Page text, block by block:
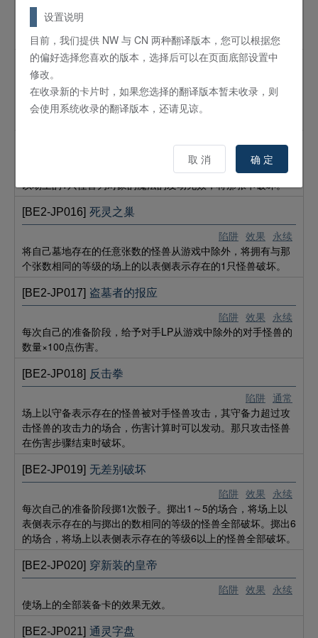
这张卡只能在对手的战斗步骤时发动。使1只攻击怪兽的攻击无
效，选择对手场上以表侧表示存在的1只其他怪兽代为攻击。
（选择的怪兽是守备表示的场合变为攻击表示）
陷阱 效果 永续
[BE2-JP014] 王宫的号令
只要这张卡在场上存在，全部翻转效果怪兽的发动以及效果无
陷阱 反击
以场上的1只怪兽为对象的魔法的发动无效，将那张卡破坏。
陷阱 效果 永续
[BE2-JP016] 死灵之巢
将自己墓地存在的任意张数的怪兽从游戏中除外，将拥有与那
个张数相同的等级的场上的以表侧表示存在的1只怪兽破坏。
陷阱 效果 永续
[BE2-JP017] 盗墓者的报应
每次自己的准备阶段，给予对手LP从游戏中除外的对手怪兽的
数量×100点伤害。
陷阱 通常
[BE2-JP018] 反击拳
场上以守备表示存在的怪兽被对手怪兽攻击，其守备力超过攻
击怪兽的攻击力的场合，伤害计算时可以发动。那只攻击怪兽
在伤害步骤结束时破坏。
陷阱 效果 永续
[BE2-JP019] 无差别破坏
每次自己的准备阶段掷1次骰子。掷出1～5的场合，将场上以
表侧表示存在的与掷出的数相同的等级的怪兽全部破坏。掷出6
的场合，将场上以表侧表示存在的等级6以上的怪兽全部破坏。
陷阱 效果 永续
[BE2-JP020] 穿新装的皇帝
使场上的全部装备卡的效果无效。
[BE2-JP021] 通灵字盘
设置说明
目前，我们提供 NW 与 CN 两种翻译版本，您可以根据您
的偏好选择您喜欢的版本，选择后可以在页面底部设置中
修改。
在收录新的卡片时，如果您选择的翻译版本暂未收录，则
会使用系统收录的翻译版本，还请见谅。
取 消 确 定